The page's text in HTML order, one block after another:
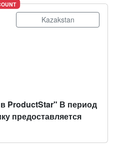
Kazakstan
ProductStar" В период
предоставляется